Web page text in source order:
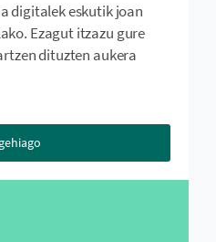
digitalek eskutik joan
Ezagut itzazu gure
dituzten aukera